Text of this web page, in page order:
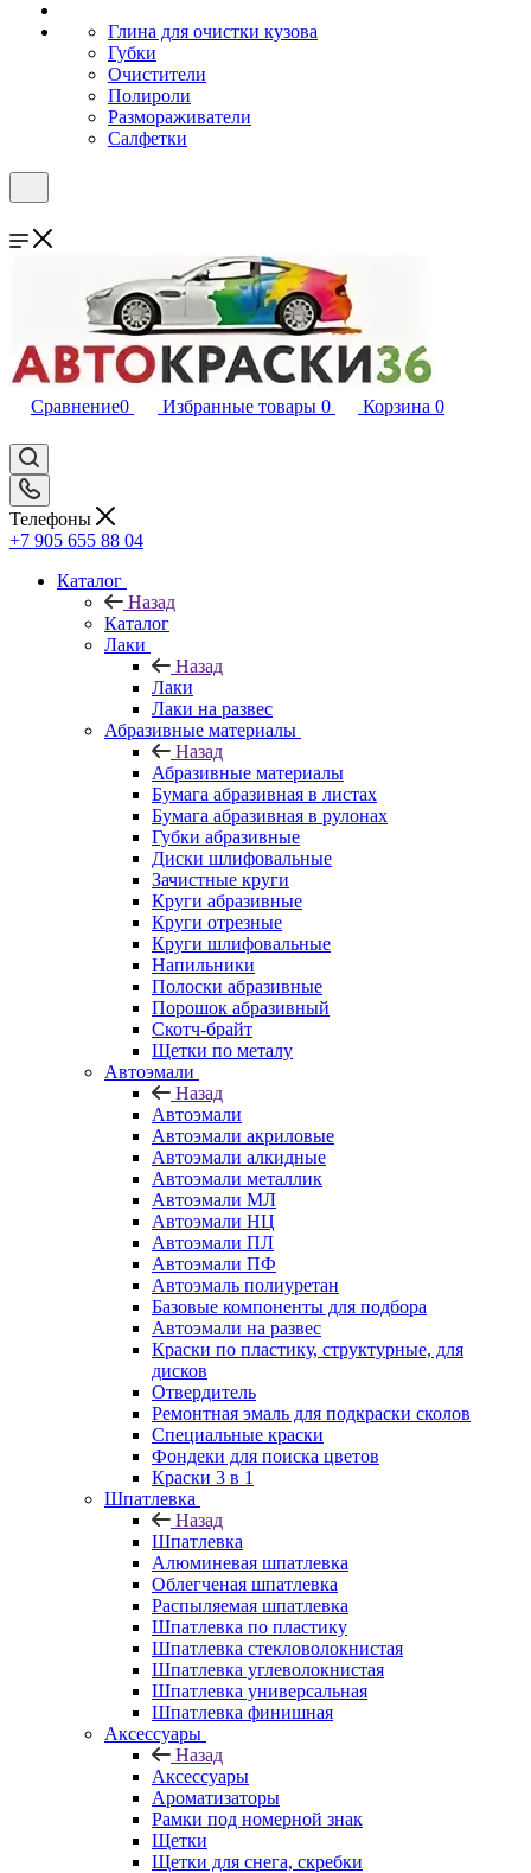
Глина для очистки кузова
Губки
Очистители
Полироли
Размораживатели
Салфетки
Сравнение0 Избранные товары 0 Корзина 0
Телефоны
+7 905 655 88 04
Каталог
Назад
Каталог
Лаки
Назад
Лаки
Лаки на развес
Абразивные материалы
Назад
Абразивные материалы
Бумага абразивная в листах
Бумага абразивная в рулонах
Губки абразивные
Диски шлифовальные
Зачистные круги
Круги абразивные
Круги отрезные
Круги шлифовальные
Напильники
Полоски абразивные
Порошок абразивный
Скотч-брайт
Щетки по металу
Автоэмали
Назад
Автоэмали
Автоэмали акриловые
Автоэмали алкидные
Автоэмали металлик
Автоэмали МЛ
Автоэмали НЦ
Автоэмали ПЛ
Автоэмали ПФ
Автоэмаль полиуретан
Базовые компоненты для подбора
Автоэмали на развес
Краски по пластику, структурные, для
дисков
Отвердитель
Ремонтная эмаль для подкраски сколов
Специальные краски
Фондеки для поиска цветов
Краски 3 в 1
Шпатлевка
Назад
Шпатлевка
Алюминевая шпатлевка
Облегченая шпатлевка
Распыляемая шпатлевка
Шпатлевка по пластику
Шпатлевка стекловолокнистая
Шпатлевка углеволокнистая
Шпатлевка универсальная
Шпатлевка финишная
Аксессуары
Назад
Аксессуары
Ароматизаторы
Рамки под номерной знак
Щетки
Щетки для снега, скребки